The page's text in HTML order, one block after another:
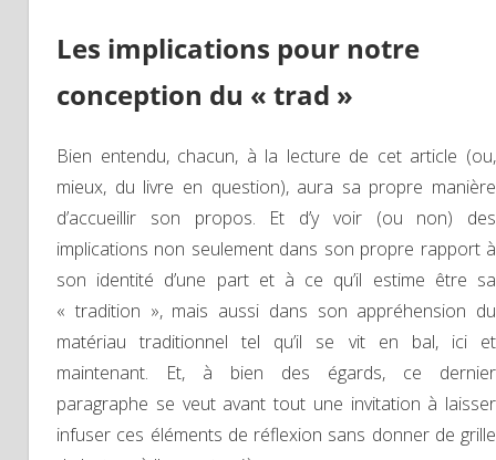
Les implications pour notre
conception du « trad »
Bien entendu, chacun, à la lecture de cet article (ou,
mieux, du livre en question), aura sa propre manière
d’accueillir son propos. Et d’y voir (ou non) des
implications non seulement dans son propre rapport à
son identité d’une part et à ce qu’il estime être sa
« tradition », mais aussi dans son appréhension du
matériau traditionnel tel qu’il se vit en bal, ici et
maintenant. Et, à bien des égards, ce dernier
paragraphe se veut avant tout une invitation à laisser
infuser ces éléments de réflexion sans donner de grille